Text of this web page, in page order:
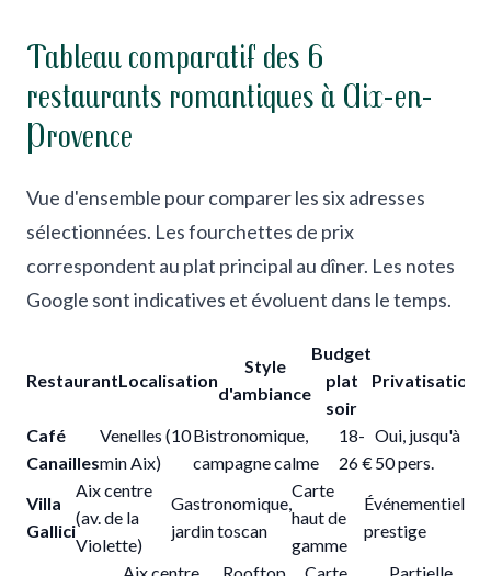
Tableau comparatif des 6
restaurants romantiques à Aix-en-
Provence
Vue d'ensemble pour comparer les six adresses
sélectionnées. Les fourchettes de prix
correspondent au plat principal au dîner. Les notes
Google sont indicatives et évoluent dans le temps.
RestaurantLocalisation
Style
d'ambiance
Budget
plat
soir
Privatisation
Café
Canailles
Venelles (10
min Aix)
Bistronomique,
campagne calme
18-
26 €
Oui, jusqu'à
50 pers.
Villa
Gallici
Aix centre
(av. de la
Violette)
Gastronomique,
jardin toscan
Carte
haut de
gamme
Événementiel
prestige